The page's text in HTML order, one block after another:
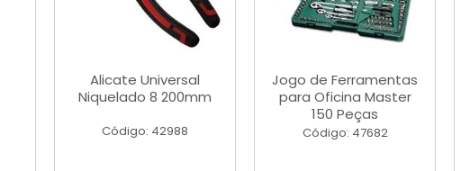
Alicate Universal
Niquelado 8 200mm
Código: 42988
Jogo de Ferramentas
para Oficina Master
150 Peças
Código: 47682